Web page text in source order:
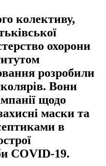
колективу,
охорони
розробили
Вони
щодо
маски та
в
COVID-19.